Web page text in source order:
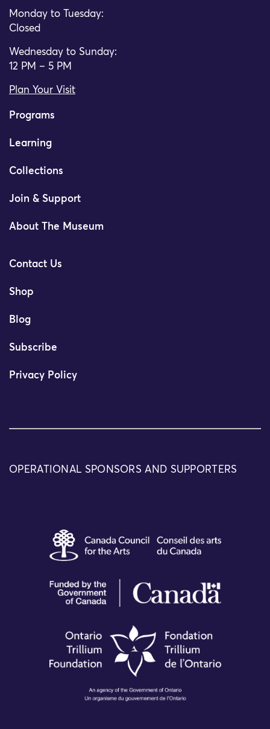
Monday to Tuesday:
Closed
Wednesday to Sunday:
12 PM – 5 PM
Plan Your Visit
Programs
Learning
Collections
Join & Support
About The Museum
Contact Us
Shop
Blog
Subscribe
Privacy Policy
OPERATIONAL SPONSORS AND SUPPORTERS